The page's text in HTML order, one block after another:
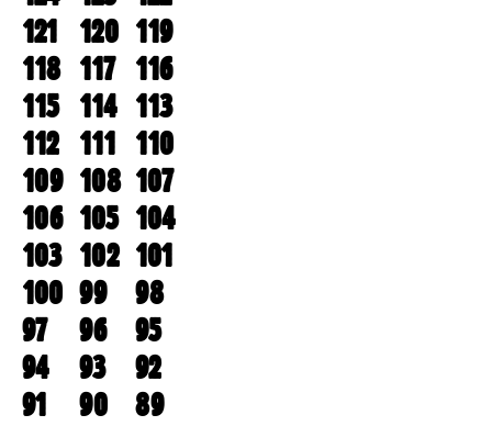
121
120 119
118 117 116
115 114 113
112 111 110
109 108 107
106 105 104
103 102 101
100 99
98
97
96
95
94
93
92
91
90
89